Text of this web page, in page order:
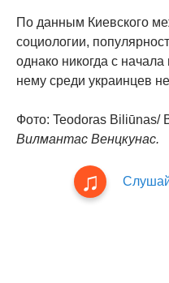
По данным Киевского
социологии,
однако никогда с
нему среди украинцев
Фото: Teodoras Biliūnas/
Вилмантас Венцкунас.